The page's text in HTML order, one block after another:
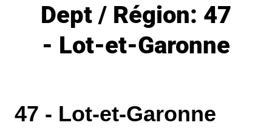
Dept / Région: 47
- Lot-et-Garonne
47 - Lot-et-Garonne